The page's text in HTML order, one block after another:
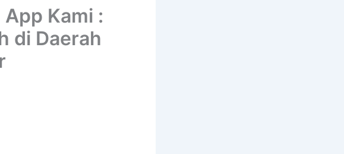
Kami :
di Daerah